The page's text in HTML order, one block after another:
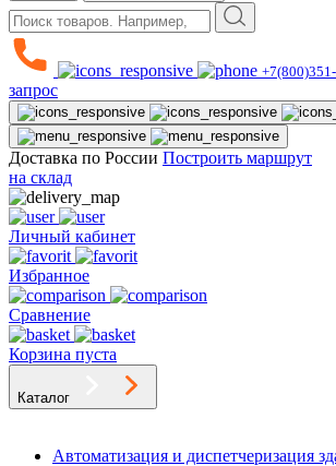
запрос
Доставка по России Построить маршрут
на склад
Личный кабинет
Избранное
Сравнение
Корзина пуста
Каталог
Автоматизация и диспетчеризация